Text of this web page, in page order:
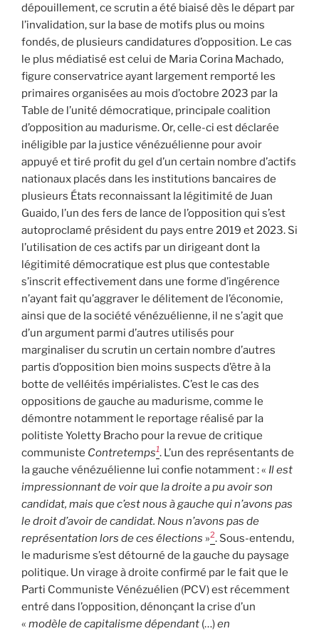
dépouillement, ce scrutin a été biaisé dès le départ par
l’invalidation, sur la base de motifs plus ou moins
fondés, de plusieurs candidatures d’opposition. Le cas
le plus médiatisé est celui de Maria Corina Machado,
figure conservatrice ayant largement remporté les
primaires organisées au mois d’octobre 2023 par la
Table de l’unité démocratique, principale coalition
d’opposition au madurisme. Or, celle-ci est déclarée
inéligible par la justice vénézuélienne pour avoir
appuyé et tiré profit du gel d’un certain nombre d’actifs
nationaux placés dans les institutions bancaires de
plusieurs États reconnaissant la légitimité de Juan
Guaido, l’un des fers de lance de l’opposition qui s’est
autoproclamé président du pays entre 2019 et 2023. Si
l’utilisation de ces actifs par un dirigeant dont la
légitimité démocratique est plus que contestable
s’inscrit effectivement dans une forme d’ingérence
n’ayant fait qu’aggraver le délitement de l’économie,
ainsi que de la société vénézuélienne, il ne s’agit que
d’un argument parmi d’autres utilisés pour
marginaliser du scrutin un certain nombre d’autres
partis d’opposition bien moins suspects d’être à la
botte de velléités impérialistes. C’est le cas des
oppositions de gauche au madurisme, comme le
démontre notamment le reportage réalisé par la
politiste Yoletty Bracho pour la revue de critique
communiste Contretemps1. L’un des représentants de
la gauche vénézuélienne lui confie notamment : « Il est
impressionnant de voir que la droite a pu avoir son
candidat, mais que c’est nous à gauche qui n’avons pas
le droit d’avoir de candidat. Nous n’avons pas de
représentation lors de ces élections »2. Sous-entendu,
le madurisme s’est détourné de la gauche du paysage
politique. Un virage à droite confirmé par le fait que le
Parti Communiste Vénézuélien (PCV) est récemment
entré dans l’opposition, dénonçant la crise d’un
« modèle de capitalisme dépendant (…)en